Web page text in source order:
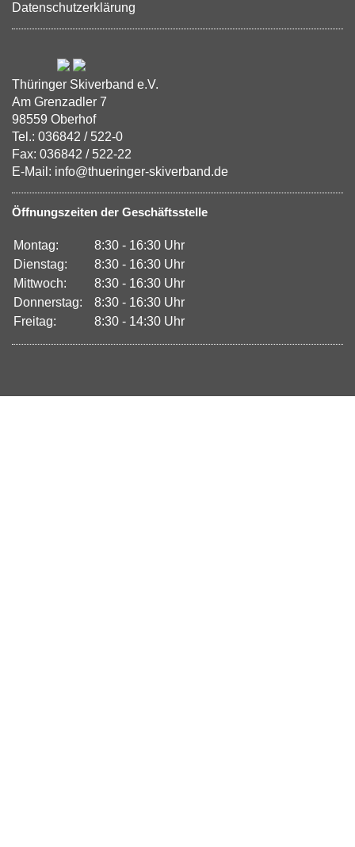
Datenschutzerklärung
Thüringer Skiverband e.V.
Am Grenzadler 7
98559 Oberhof
Tel.: 036842 / 522-0
Fax: 036842 / 522-22
E-Mail: info@thueringer-skiverband.de
Öffnungszeiten der Geschäftsstelle
Montag:
8:30 - 16:30 Uhr
Dienstag:
8:30 - 16:30 Uhr
Mittwoch:
8:30 - 16:30 Uhr
Donnerstag:
8:30 - 16:30 Uhr
Freitag:
8:30 - 14:30 Uhr